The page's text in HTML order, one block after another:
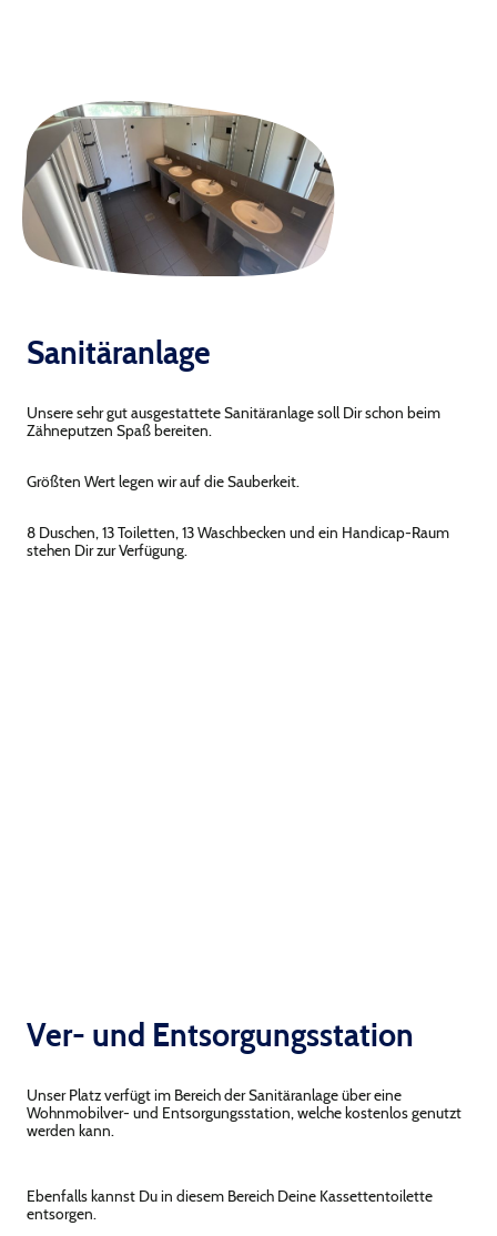
Sanitäranlage
Unsere sehr gut ausgestattete Sanitäranlage soll Dir schon beim
Zähneputzen Spaß bereiten.
Größten Wert legen wir auf die Sauberkeit.
8 Duschen, 13 Toiletten, 13 Waschbecken und ein Handicap-Raum
stehen Dir zur Verfügung.
Ver- und Entsorgungsstation
Unser Platz verfügt im Bereich der Sanitäranlage über eine
Wohnmobilver- und Entsorgungsstation, welche kostenlos genutzt
werden kann.
Ebenfalls kannst Du in diesem Bereich Deine Kassettentoilette
entsorgen.